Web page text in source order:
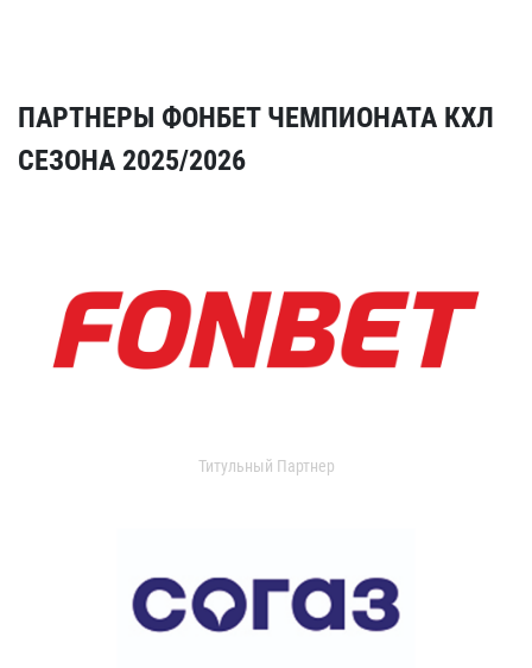
ПАРТНЕРЫ ФОНБЕТ ЧЕМПИОНАТА КХЛ
СЕЗОНА 2025/2026
Титульный Партнер